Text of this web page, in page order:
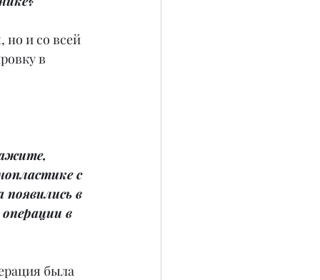
но и со всей
в
с
появились в
в
была